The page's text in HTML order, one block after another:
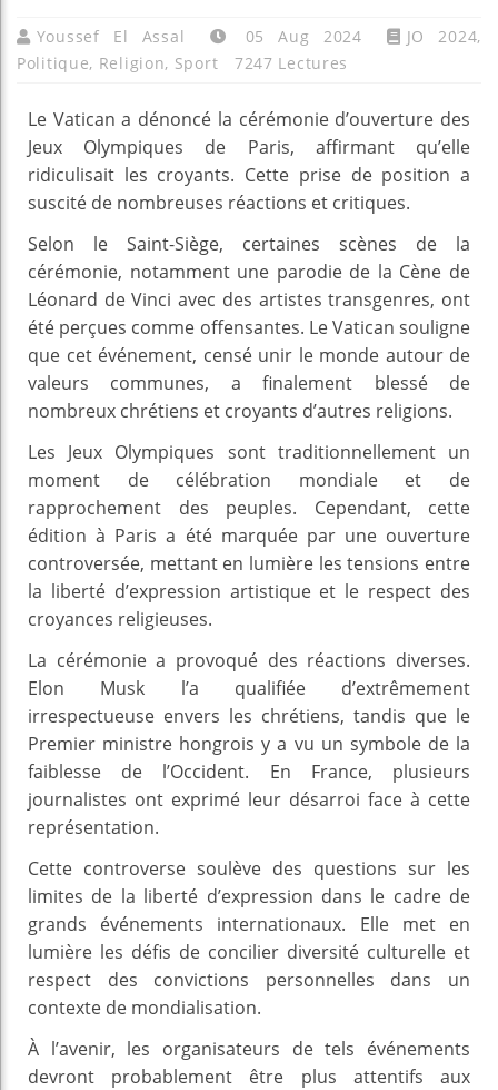
Youssef El Assal 05 Aug 2024 JO 2024,
Politique, Religion, Sport 7247 Lectures
Le Vatican a dénoncé la cérémonie d’ouverture des
Jeux Olympiques de Paris, affirmant qu’elle
ridiculisait les croyants. Cette prise de position a
suscité de nombreuses réactions et critiques.
Selon le Saint-Siège, certaines scènes de la
cérémonie, notamment une parodie de la Cène de
Léonard de Vinci avec des artistes transgenres, ont
été perçues comme offensantes. Le Vatican souligne
que cet événement, censé unir le monde autour de
valeurs communes, a finalement blessé de
nombreux chrétiens et croyants d’autres religions.
Les Jeux Olympiques sont traditionnellement un
moment de célébration mondiale et de
rapprochement des peuples. Cependant, cette
édition à Paris a été marquée par une ouverture
controversée, mettant en lumière les tensions entre
la liberté d’expression artistique et le respect des
croyances religieuses.
La cérémonie a provoqué des réactions diverses.
Elon Musk l’a qualifiée d’extrêmement
irrespectueuse envers les chrétiens, tandis que le
Premier ministre hongrois y a vu un symbole de la
faiblesse de l’Occident. En France, plusieurs
journalistes ont exprimé leur désarroi face à cette
représentation.
Cette controverse soulève des questions sur les
limites de la liberté d’expression dans le cadre de
grands événements internationaux. Elle met en
lumière les défis de concilier diversité culturelle et
respect des convictions personnelles dans un
contexte de mondialisation.
À l’avenir, les organisateurs de tels événements
devront probablement être plus attentifs aux